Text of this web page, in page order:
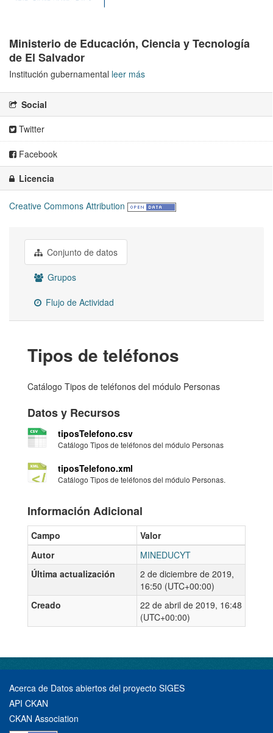
Ministerio de Educación, Ciencia y Tecnología
de El Salvador
Institución gubernamental leer más
Social
Twitter
Facebook
Licencia
Creative Commons Attribution
Conjunto de datos
Grupos
Flujo de Actividad
Tipos de teléfonos
Catálogo Tipos de teléfonos del módulo Personas
Datos y Recursos
tiposTelefono.csv
Catálogo Tipos de teléfonos del módulo Personas
tiposTelefono.xml
Catálogo Tipos de teléfonos del módulo Personas.
Información Adicional
Campo
Valor
Autor
MINEDUCYT
Última actualización
2 de diciembre de 2019,
16:50 (UTC+00:00)
Creado
22 de abril de 2019, 16:48
(UTC+00:00)
Acerca de Datos abiertos del proyecto SIGES
API CKAN
CKAN Association